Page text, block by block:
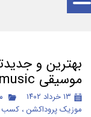
خروج از حساب کاربری
بهترین و
موسیقی make money from music
۱۳ خرداد ۱۴۰۲
موزیک پروداکشن ، کسب